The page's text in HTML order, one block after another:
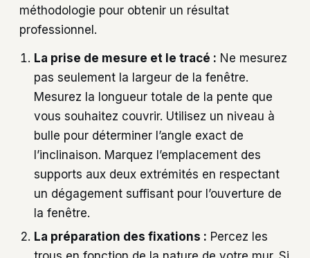
méthodologie pour obtenir un résultat
professionnel.
La prise de mesure et le tracé : Ne mesurez
pas seulement la largeur de la fenêtre.
Mesurez la longueur totale de la pente que
vous souhaitez couvrir. Utilisez un niveau à
bulle pour déterminer l’angle exact de
l’inclinaison. Marquez l’emplacement des
supports aux deux extrémités en respectant
un dégagement suffisant pour l’ouverture de
la fenêtre.
La préparation des fixations : Percez les